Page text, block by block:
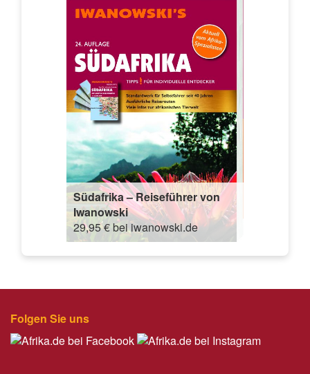
Südafrika – Reiseführer von
Iwanowski
29,95 € bei iwanowski.de
Folgen Sie uns